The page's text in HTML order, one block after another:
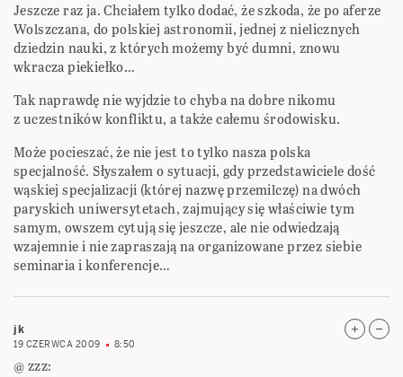
Jeszcze raz ja. Chciałem tylko dodać, że szkoda, że po aferze
Wolszczana, do polskiej astronomii, jednej z nielicznych
dziedzin nauki, z których możemy być dumni, znowu
wkracza piekiełko…
Tak naprawdę nie wyjdzie to chyba na dobre nikomu
z uczestników konfliktu, a także całemu środowisku.
Może pocieszać, że nie jest to tylko nasza polska
specjalność. Słyszałem o sytuacji, gdy przedstawiciele dość
wąskiej specjalizacji (której nazwę przemilczę) na dwóch
paryskich uniwersytetach, zajmujący się właściwie tym
samym, owszem cytują się jeszcze, ale nie odwiedzają
wzajemnie i nie zapraszają na organizowane przez siebie
seminaria i konferencje…
jk
19 CZERWCA 2009 8:50
@ zzz: